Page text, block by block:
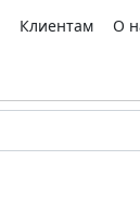
Клиентам О